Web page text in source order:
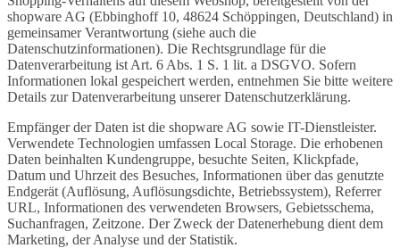
shopware AG (Ebbinghoff 10, 48624 Schöppingen, Deutschland) in
gemeinsamer Verantwortung (siehe auch die
Datenschutzinformationen). Die Rechtsgrundlage für die
Datenverarbeitung ist Art. 6 Abs. 1 S. 1 lit. a DSGVO. Sofern
Informationen lokal gespeichert werden, entnehmen Sie bitte weitere
Details zur Datenverarbeitung unserer Datenschutzerklärung.
Empfänger der Daten ist die shopware AG sowie IT-Dienstleister.
Verwendete Technologien umfassen Local Storage. Die erhobenen
Daten beinhalten Kundengruppe, besuchte Seiten, Klickpfade,
Datum und Uhrzeit des Besuches, Informationen über das genutzte
Endgerät (Auflösung, Auflösungsdichte, Betriebssystem), Referrer
URL, Informationen des verwendeten Browsers, Gebietsschema,
Suchanfragen, Zeitzone. Der Zweck der Datenerhebung dient dem
Marketing, der Analyse und der Statistik.